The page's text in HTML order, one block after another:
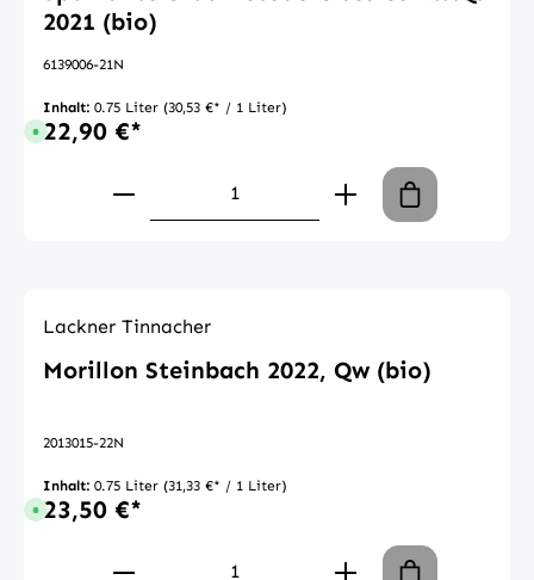
2021 (bio)
6139006-21N
Inhalt: 0.75 Liter (30,53 €* / 1 Liter)
Sofort verfügbar, Lieferzeit: 1-3 Tage
22,90 €*
Produkt Anzahl: Gib den
Lackner Tinnacher
Morillon Steinbach 2022, Qw (bio)
2013015-22N
Inhalt: 0.75 Liter (31,33 €* / 1 Liter)
Sofort verfügbar, Lieferzeit: 1-3 Tage
23,50 €*
Produkt Anzahl: Gib den